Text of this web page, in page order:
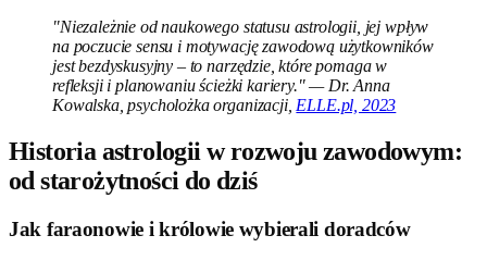
"Niezależnie od naukowego statusu astrologii, jej wpływ
na poczucie sensu i motywację zawodową użytkowników
jest bezdyskusyjny – to narzędzie, które pomaga w
refleksji i planowaniu ścieżki kariery." — Dr. Anna
Kowalska, psycholożka organizacji, ELLE.pl, 2023
Historia astrologii w rozwoju zawodowym:
od starożytności do dziś
Jak faraonowie i królowie wybierali doradców